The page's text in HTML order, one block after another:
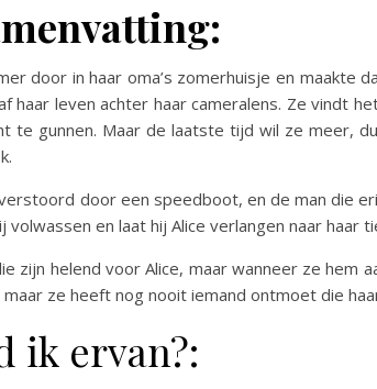
door in haar oma’s zomerhuisje en maakte
haar leven achter haar cameralens. Ze vindt
te gunnen. Maar de laatste tijd wil ze meer,
door een speedboot, en de man die
volwassen en laat hij Alice verlangen naar haar
zijn helend voor Alice, maar wanneer ze hem
ze heeft nog nooit iemand ontmoet die
ik ervan?: